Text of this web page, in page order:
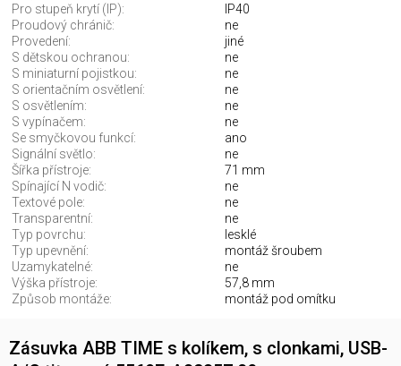
Pro stupeň krytí (IP):
IP40
Proudový chránič:
ne
Provedení:
jiné
S dětskou ochranou:
ne
S miniaturní pojistkou:
ne
S orientačním osvětlení:
ne
S osvětlením:
ne
S vypínačem:
ne
Se smyčkovou funkcí:
ano
Signální světlo:
ne
Šířka přístroje:
71 mm
Spínající N vodič:
ne
Textové pole:
ne
Transparentní:
ne
Typ povrchu:
lesklé
Typ upevnění:
montáž šroubem
Uzamykatelné:
ne
Výška přístroje:
57,8 mm
Způsob montáže:
montáž pod omítku
Zásuvka ABB TIME s kolíkem, s clonkami, USB-